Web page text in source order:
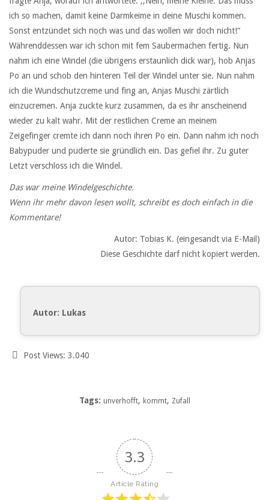
ich so machen, damit keine Darmkeime in deine Muschi kommen.
Sonst entzündet sich noch was und das wollen wir doch nicht!“
Währenddessen war ich schon mit fem Saubermachen fertig. Nun
nahm ich eine Windel (die übrigens erstaunlich dick war), hob Anjas
Po an und schob den hinteren Teil der Windel unter sie. Nun nahm
ich die Wundschutzcreme und fing an, Anjas Muschi zärtlich
einzucremen. Anja zuckte kurz zusammen, da es ihr anscheinend
wieder zu kalt wahr. Mit der restlichen Creme an meinem
Zeigefinger cremte ich dann noch ihren Po ein. Dann nahm ich noch
Babypuder und puderte sie gründlich ein. Das gefiel ihr. Zu guter
Letzt verschloss ich die Windel.
Das war meine Windelgeschichte.
Wenn ihr mehr davon lesen wollt, schreibt es doch einfach in die
Kommentare!
Autor: Tobias K. (eingesandt via E-Mail)
Diese Geschichte darf nicht kopiert werden.
Autor: Lukas
Post Views: 3.040
Tags: unverhofft, kommt, Zufall
3.3
Article Rating